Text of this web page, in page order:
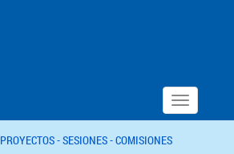
Toggle
navigation
PROYECTOS -SESIONES -COMISIONES